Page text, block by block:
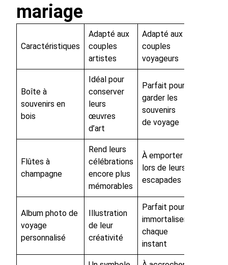
mariage
Caractéristiques
Adapté aux
couples
artistes
Adapté aux
couples
voyageurs
Boîte à
souvenirs en
bois
Idéal pour
conserver
leurs
œuvres
d’art
Parfait pour
garder les
souvenirs
de voyage
Flûtes à
champagne
Rend leurs
célébrations
encore plus
mémorables
À emporter
lors de leurs
escapades
Album photo de
voyage
personnalisé
Illustration
de leur
créativité
Parfait pour
immortaliser
chaque
instant